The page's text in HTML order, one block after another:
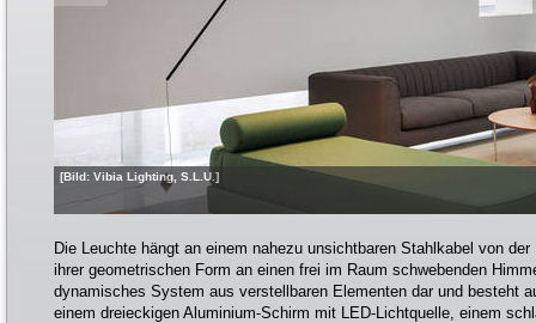
[Bild: Vibia Lighting, S.L.U.]
Die Leuchte hängt an einem nahezu unsichtbaren Stahlkabel von
ihrer geometrischen Form an einen frei im Raum schwebenden
dynamisches System aus verstellbaren Elementen dar und besteht
einem dreieckigen Aluminium-Schirm mit LED-Lichtquelle, einem